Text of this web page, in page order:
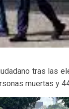
tras las
muertas y